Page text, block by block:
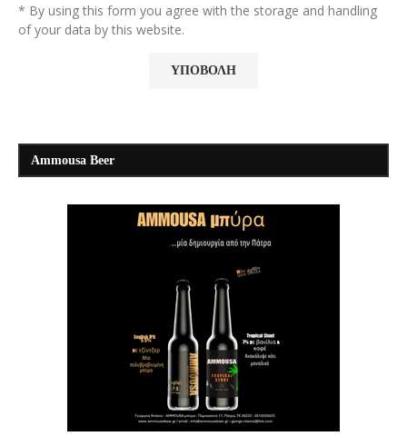
* By using this form you agree with the storage and handling
of your data by this website.
Ammousa Beer